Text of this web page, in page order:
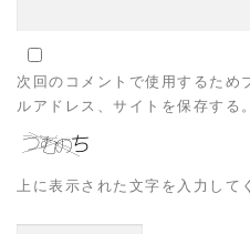
次回のコメントで使用するため
ルアドレス、サイトを保存する。
上に表示された文字を入力して